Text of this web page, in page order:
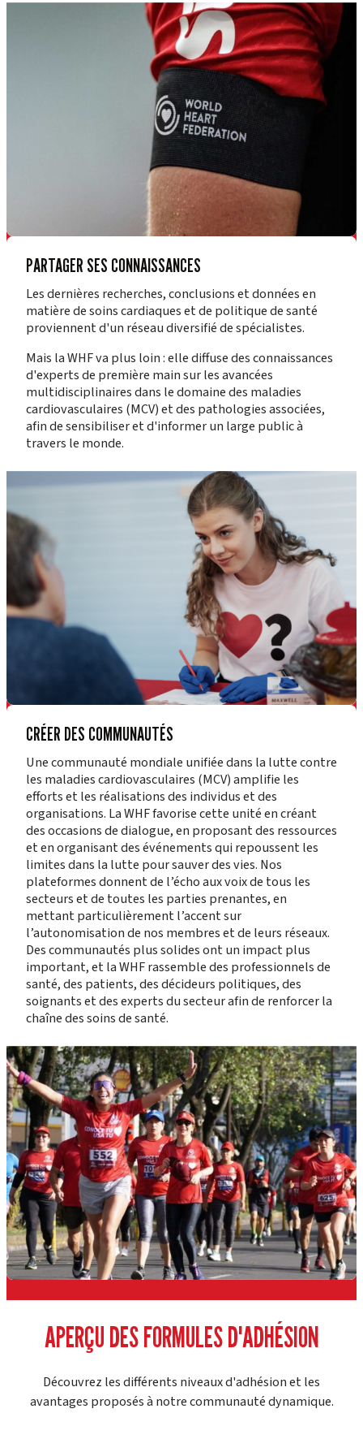
PARTAGER SES CONNAISSANCES
Les dernières recherches, conclusions et données en
matière de soins cardiaques et de politique de santé
proviennent d'un réseau diversifié de spécialistes.
Mais la WHF va plus loin : elle diffuse des connaissances
d'experts de première main sur les avancées
multidisciplinaires dans le domaine des maladies
cardiovasculaires (MCV) et des pathologies associées,
afin de sensibiliser et d'informer un large public à
travers le monde.
CRÉER DES COMMUNAUTÉS
Une communauté mondiale unifiée dans la lutte contre
les maladies cardiovasculaires (MCV) amplifie les
efforts et les réalisations des individus et des
organisations. La WHF favorise cette unité en créant
des occasions de dialogue, en proposant des ressources
et en organisant des événements qui repoussent les
limites dans la lutte pour sauver des vies. Nos
plateformes donnent de l’écho aux voix de tous les
secteurs et de toutes les parties prenantes, en
mettant particulièrement l’accent sur
l’autonomisation de nos membres et de leurs réseaux.
Des communautés plus solides ont un impact plus
important, et la WHF rassemble des professionnels de
santé, des patients, des décideurs politiques, des
soignants et des experts du secteur afin de renforcer la
chaîne des soins de santé.
APERÇU DES FORMULES D'ADHÉSION
Découvrez les différents niveaux d'adhésion et les
avantages proposés à notre communauté dynamique.